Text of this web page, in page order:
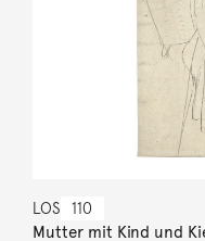
LOS 110
Mutter mit Kind und